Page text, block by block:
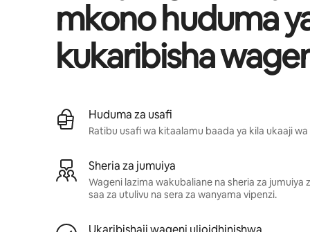
mkono huduma
kukaribisha
Huduma za usafi
Ratibu usafi wa kitaalamu baada ya kila ukaaji
Sheria za jumuiya
Wageni lazima wakubaliane na sheria za jumuiya
saa za utulivu na sera za wanyama vipenzi.